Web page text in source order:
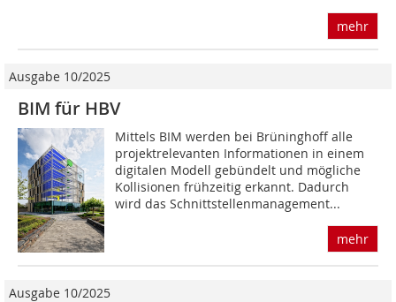
mehr
Ausgabe 10/2025
BIM für HBV
Mittels BIM werden bei Brüninghoff alle
projektrelevanten Informationen in einem
digitalen Modell gebündelt und mögliche
Kollisionen frühzeitig erkannt. Dadurch
wird das Schnittstellenmanagement...
mehr
Ausgabe 10/2025